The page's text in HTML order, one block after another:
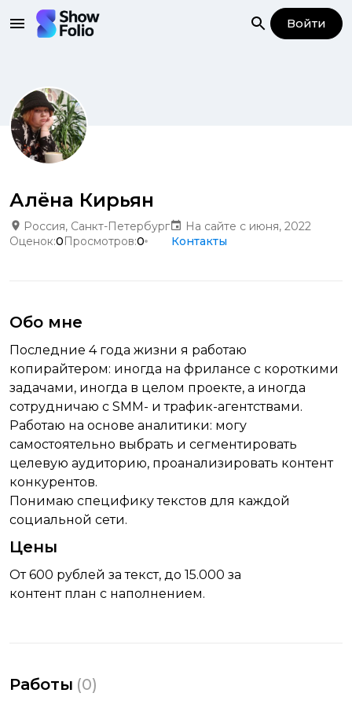
Войти
Алёна Кирьян
Россия, Санкт-Петербург
На сайте с июня, 2022
Оценок:0Просмотров:0 Контакты
Обо мне
Последние 4 года жизни я работаю
копирайтером: иногда на фрилансе с короткими
задачами, иногда в целом проекте, а иногда
сотрудничаю с SMM- и трафик-агентствами.
Работаю на основе аналитики: могу
самостоятельно выбрать и сегментировать
целевую аудиторию, проанализировать контент
конкурентов.
Понимаю специфику текстов для каждой
социальной сети.
Цены
От 600 рублей за текст, до 15.000 за
контент план с наполнением.
Работы (0)